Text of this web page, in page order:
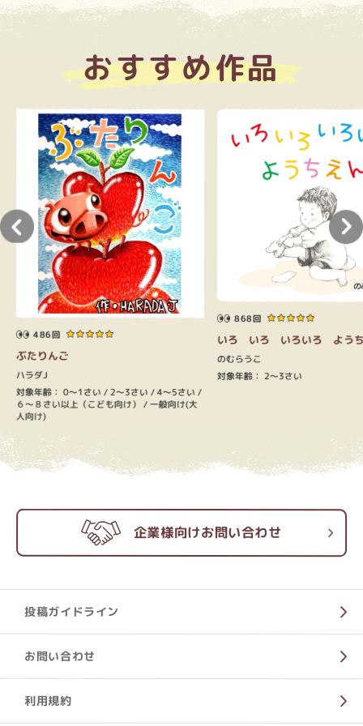
おすすめ作品
486回
ぶたりんご
ハラダJ
対象年齢：0～1さい 2～3さい 4～5さい
６～８さい以上（こども向け） 一般向け(大
人向け)
868回
いろ いろ いろいろ よう
のむらうこ
対象年齢： 2～3さい
企業様向けお問い合わせ
投稿ガイドライン
お問い合わせ
利用規約